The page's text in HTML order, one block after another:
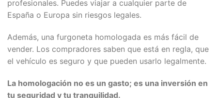
profesionales. Puedes viajar a cualquier parte de
España o Europa sin riesgos legales.
Además, una furgoneta homologada es más fácil de
vender. Los compradores saben que está en regla, que
el vehículo es seguro y que pueden usarlo legalmente.
La homologación no es un gasto; es una inversión en
tu seguridad y tu tranquilidad.